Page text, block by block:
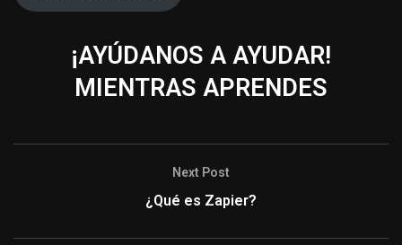
¡AYÚDANOS A AYUDAR!
MIENTRAS APRENDES
Next Post
¿Qué es Zapier?